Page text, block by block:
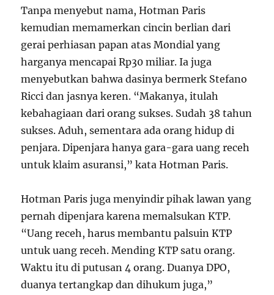
Tanpa menyebut nama, Hotman Paris
kemudian memamerkan cincin berlian dari
gerai perhiasan papan atas Mondial yang
harganya mencapai Rp30 miliar. Ia juga
menyebutkan bahwa dasinya bermerk Stefano
Ricci dan jasnya keren. “Makanya, itulah
kebahagiaan dari orang sukses. Sudah 38 tahun
sukses. Aduh, sementara ada orang hidup di
penjara. Dipenjara hanya gara-gara uang receh
untuk klaim asuransi,” kata Hotman Paris.
Hotman Paris juga menyindir pihak lawan yang
pernah dipenjara karena memalsukan KTP.
“Uang receh, harus membantu palsuin KTP
untuk uang receh. Mending KTP satu orang.
Waktu itu di putusan 4 orang. Duanya DPO,
duanya tertangkap dan dihukum juga,”